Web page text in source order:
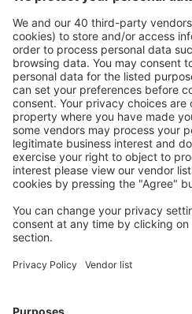
Es tut uns leid, wir
Ergebnisse aufzeigen
Bitte starten Sie Ihre Suche erneut
Copyright © eSky.at. Alle Rechte